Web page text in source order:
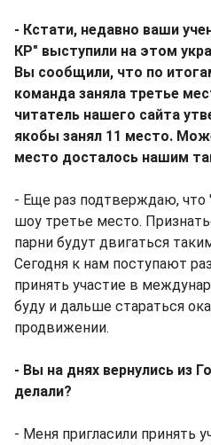
- Кстати, недавно ваши
КР" выступили на этом
Вы сообщили, что по
команда заняла третье
читатель нашего сайта
якобы занял 11 место.
место досталось нашим
- Еще раз подтверждаю, что
шоу третье место.
парни будут двигаться
Сегодня к нам поступают
принять участие в
буду и дальше стараться
продвижении.
- Вы на днях вернулись из
делали?
- Меня пригласили принять